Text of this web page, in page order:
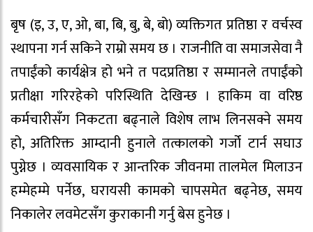
बृष (इ, उ, ए, ओ, बा, बि, बु, बे, बो) व्यक्तिगत प्रतिष्ठा र वर्चस्व
स्थापना गर्न सकिने राम्रो समय छ । राजनीति वा समाजसेवा नै
तपाईंको कार्यक्षेत्र हो भने त पदप्रतिष्ठा र सम्मानले तपाईंको
प्रतीक्षा गरिरहेको परिस्थिति देखिन्छ । हाकिम वा वरिष्ठ
कर्मचारीसँग निकटता बढ्नाले विशेष लाभ लिनसक्ने समय
हो, अतिरिक्त आम्दानी हुनाले तत्कालको गर्जो टार्न सघाउ
पुग्नेछ । व्यवसायिक र आन्तरिक जीवनमा तालमेल मिलाउन
हम्मेहम्मे पर्नेछ, घरायसी कामको चापसमेत बढ्नेछ, समय
निकालेर लवमेटसँग कुराकानी गर्नु बेस हुनेछ ।